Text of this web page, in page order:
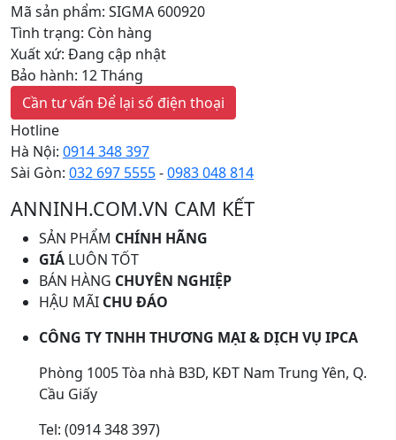
Mã sản phẩm: SIGMA 600920
Tình trạng: Còn hàng
Xuất xứ: Đang cập nhật
Bảo hành: 12 Tháng
Cần tư vấn Để lại số điện thoại
Hotline
Hà Nội: 0914 348 397
Sài Gòn: 032 697 5555-0983 048 814
ANNINH.COM.VN CAM KẾT
SẢN PHẨM CHÍNH HÃNG
GIÁ LUÔN TỐT
BÁN HÀNG CHUYÊN NGHIỆP
HẬU MÃI CHU ĐÁO
CÔNG TY TNHH THƯƠNG MẠI & DỊCH VỤ IPCA
Phòng 1005 Tòa nhà B3D, KĐT Nam Trung Yên, Q.
Cầu Giấy
Tel: (0914 348 397)